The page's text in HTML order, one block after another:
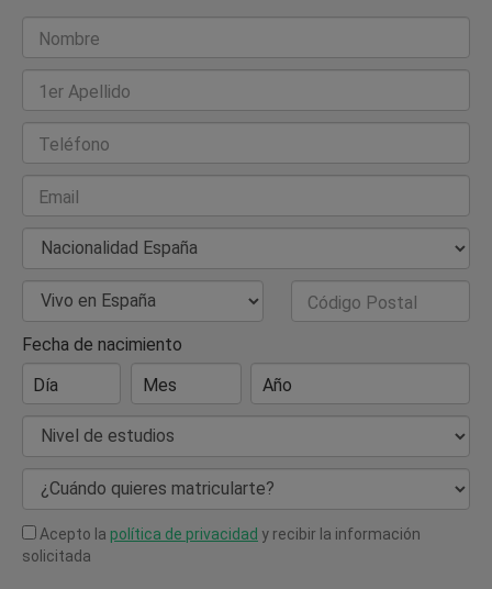
Nombre
1er Apellido
Teléfono
Email
Nacionalidad
País de Residencia
Código Postal
Fecha de nacimiento
Día
Mes Año
Nivel de estudios
¿Cuándo quieres matricularte?
Acepto la política de privacidad y recibir la información
solicitada